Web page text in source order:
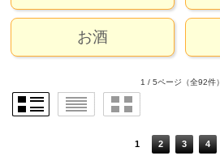
お酒
1 / 5ページ （全92件）
1 2 3 4